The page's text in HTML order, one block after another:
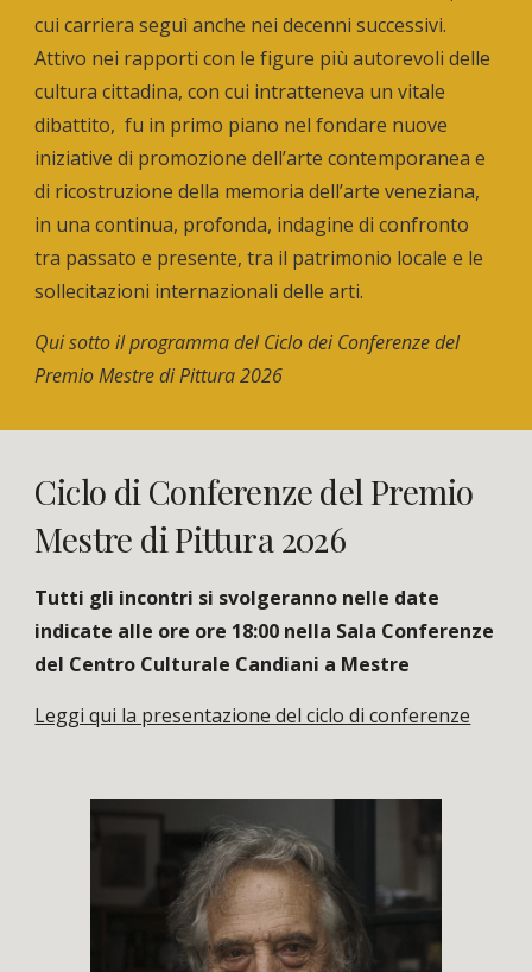
cui carriera seguì anche nei decenni successivi.
Attivo nei rapporti con le figure più autorevoli delle
cultura cittadina, con cui intratteneva un vitale
dibattito, fu in primo piano nel fondare nuove
iniziative di promozione dell’arte contemporanea e
di ricostruzione della memoria dell’arte veneziana,
in una continua, profonda, indagine di confronto
tra passato e presente, tra il patrimonio locale e le
sollecitazioni internazionali delle arti.
Qui sotto il programma del Ciclo dei Conferenze del
Premio Mestre di Pittura 2026
Ciclo di Conferenze del Premio
Mestre di Pittura 2026
Tutti gli incontri si svolgeranno nelle date
indicate alle ore ore 18:00 nella Sala Conferenze
del Centro Culturale Candiani a Mestre
Leggi qui la presentazione del ciclo di conferenze